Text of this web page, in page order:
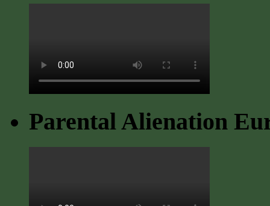
Parental Alienation